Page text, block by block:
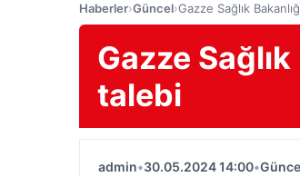
Haberler›Güncel›Gazze Sağlık
Gazze
talebi
admin•30.05.2024 14:00•